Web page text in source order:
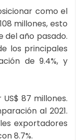
como el
millones, esto
del año pasado.
los principales
de 9.4%, y
87 millones.
al 2021.
exportadores
8.7%.